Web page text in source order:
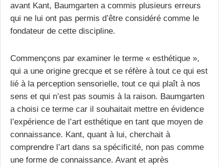
avant Kant, Baumgarten a commis plusieurs erreurs
qui ne lui ont pas permis d’être considéré comme le
fondateur de cette discipline.
Commençons par examiner le terme « esthétique »,
qui a une origine grecque et se réfère à tout ce qui est
lié à la perception sensorielle, tout ce qui plaît à nos
sens et qui n’est pas soumis à la raison. Baumgarten
a choisi ce terme car il souhaitait mettre en évidence
l’expérience de l’art esthétique en tant que moyen de
connaissance. Kant, quant à lui, cherchait à
comprendre l’art dans sa spécificité, non pas comme
une forme de connaissance. Avant et après